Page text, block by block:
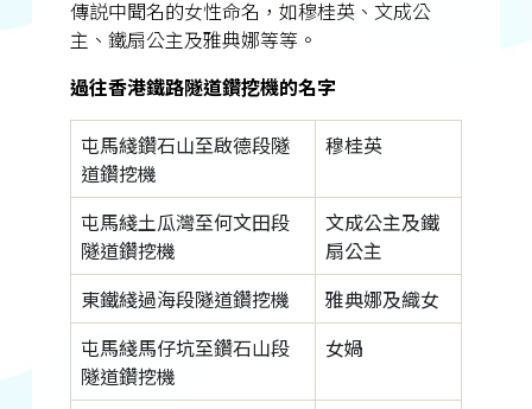
傳説中聞名的女性命名，如穆桂英、文成公
主、鐵扇公主及雅典娜等等。
過往香港鐵路隧道鑽挖機的名字
屯馬綫鑽石山至啟德段隧
道鑽挖機
穆桂英
屯馬綫土瓜灣至何文田段
隧道鑽挖機
文成公主及鐵
扇公主
東鐵綫過海段隧道鑽挖機
雅典娜及織女
屯馬綫馬仔坑至鑽石山段
隧道鑽挖機
女媧